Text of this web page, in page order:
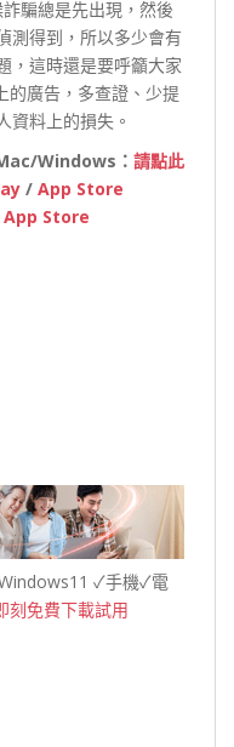
騙總是先出現，然後
測得到，所以多少會有
，這時還是要呼籲大家
的廣告，多查證、少提
資料上的損失。
Windows： 請點此
/ App Store
App Store
✓手機✓電
刻免費下載試用